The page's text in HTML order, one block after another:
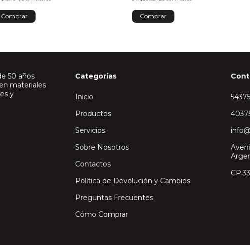
50 años
materiales
y
Categorías
Inicio
Productos
Servicios
Sobre Nosotros
Contactos
Política de Devolución y Cambios
Preguntas Frecuentes
Cómo Comprar